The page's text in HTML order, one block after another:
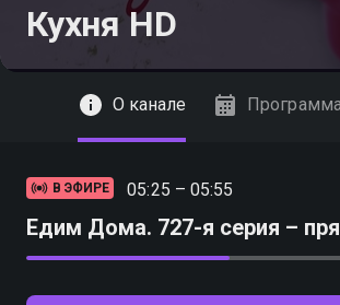
Кухня HD
О канале
В ЭФИРЕ 05:25 – 05:55
Едим Дома. 727-я серия –